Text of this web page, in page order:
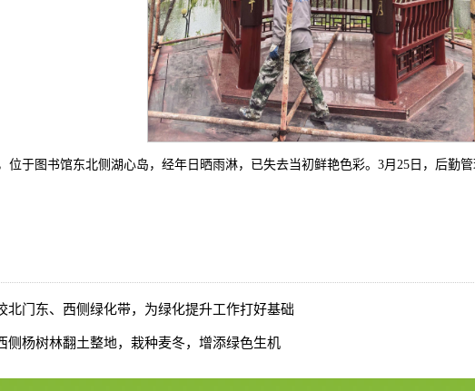
位于图书馆东北侧湖心岛，经年日晒雨淋，已失去当初鲜艳色彩。3月25日，后勤
北门东、西侧绿化带，为绿化提升工作打好基础
侧杨树林翻土整地，栽种麦冬，增添绿色生机